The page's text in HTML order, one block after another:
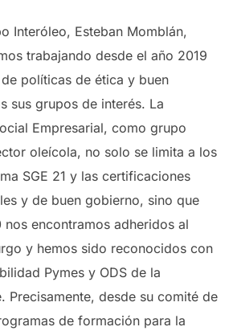
Interóleo, Esteban Momblán,
trabajando desde el año 2019
políticas de ética y buen
sus grupos de interés. La
Empresarial, como grupo
oleícola, no solo se limita a los
SGE 21 y las certificaciones
y de buen gobierno, sino que
encontramos adheridos al
y hemos sido reconocidos con
Pymes y ODS de la
Precisamente, desde su comité de
de formación para la